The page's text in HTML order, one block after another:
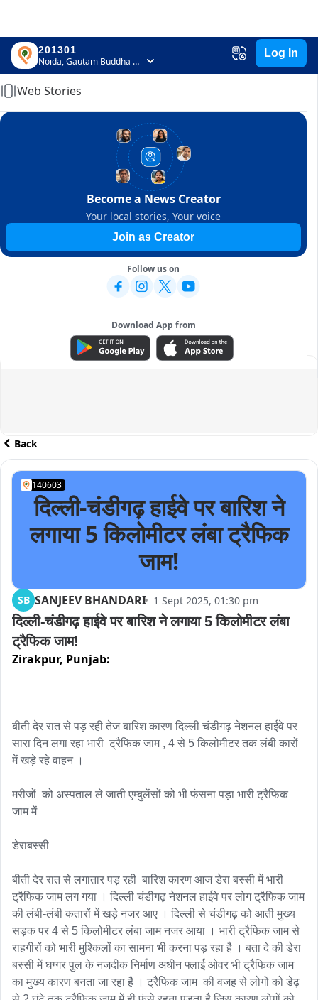
201301
Noida, Gautam Buddha Nagar, Uttar Pradesh
Log In
Home
Web Stories
Become a News Creator
Your local stories, Your voice
Join as Creator
Follow us on
Download App from
ADVERTISEMENT
Back
140603
दिल्ली-चंडीगढ़ हाईवे पर बारिश ने
लगाया 5 किलोमीटर लंबा ट्रैफिक
जाम!
SB SANJEEV BHANDARI 1 Sept 2025, 01:30 pm
दिल्ली-चंडीगढ़ हाईवे पर बारिश ने लगाया 5 किलोमीटर लंबा
ट्रैफिक जाम!
Zirakpur, Punjab:
बीती देर रात से पड़ रही तेज बारिश कारण दिल्ली चंडीगढ़ नेशनल हाईवे पर
सारा दिन लगा रहा भारी  ट्रैफिक जाम , 4 से 5 किलोमीटर तक लंबी कारों
में खड़े रहे वाहन ।
मरीजों  को अस्पताल ले जाती एम्बुलेंसों को भी फंसना पड़ा भारी ट्रैफिक
जाम में
डेराबस्सी
बीती देर रात से लगातार पड़ रही  बारिश कारण आज डेरा बस्सी में भारी
ट्रैफिक जाम लग गया । दिल्ली चंडीगढ़ नेशनल हाईवे पर लोग ट्रैफिक जाम
की लंबी-लंबी कतारों में खड़े नजर आए । दिल्ली से चंडीगढ़ को आती मुख्य
सड़क पर 4 से 5 किलोमीटर लंबा जाम नजर आया । भारी ट्रैफिक जाम से
राहगीरों को भारी मुश्किलों का सामना भी करना पड़ रहा है । बता दे की डेरा
बस्सी में घग्गर पुल के नजदीक निर्माण अधीन फ्लाई ओवर भी ट्रैफिक जाम
का मुख्य कारण बनता जा रहा है । ट्रैफिक जाम  की वजह से लोगों को डेढ़